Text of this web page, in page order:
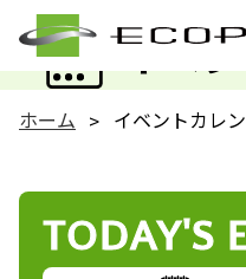
イベ
ホーム イベントカレ
TODAY'S